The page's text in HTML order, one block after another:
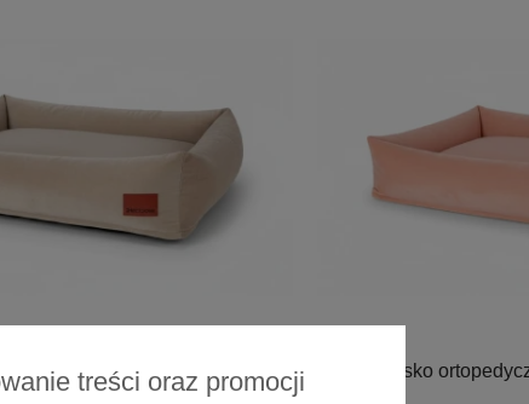
dla psa - Cuddle
Expressive
Legowisko
treści oraz promocji